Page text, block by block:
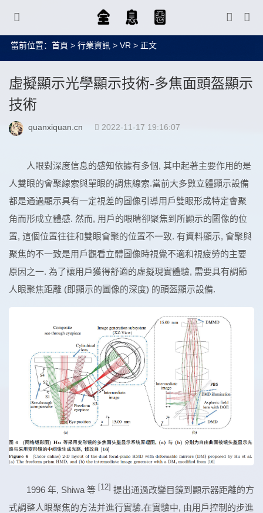
當前位置： 首頁 > 行業資訊 > VR > 正文
虛擬顯示光學顯示技術-多焦面頭盔顯示
技術
quanxiquan.cn 2022-11-17 19:16:07
人眼對深度信息的感知依據有多個, 其中起著主要作用的是
人雙眼的會聚線索與單眼的調焦線索.當前大多數立體顯示設備
都是通過顯示具有一定視差的圖像引導用戶雙眼形成特定會聚
角而形成立體感. 然而, 用戶的眼睛卻聚焦到所顯示的圖像的位
置, 這個位置往往和雙眼會聚的位置不一致. 有資料顯示, 會聚與
聚焦的不一致是用戶觀看立體圖像時視覺不適和視疲勞的主要
原因之一. 為了讓用戶獲得舒適的虛擬現實體驗, 需要具有調節
人眼聚焦距離 (即顯示的圖像的深度) 的頭盔顯示設備.
1996 年, Shiwa 等 [12] 提出通過改變目鏡到顯示器距離的方
式調整人眼聚焦的方法并進行實驗.在實驗中, 由用戶控制的步進